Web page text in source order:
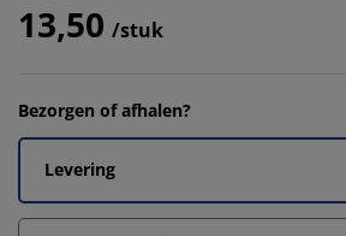
13,50 /stuk
Bezorgen of afhalen?
Levering